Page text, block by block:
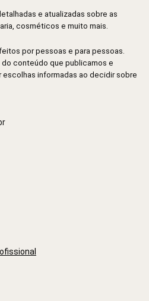
e atualizadas sobre as
cosméticos e muito mais.
por pessoas e para pessoas.
conteúdo que publicamos e
escolhas informadas ao decidir sobre